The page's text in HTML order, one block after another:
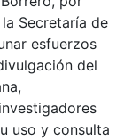
Secretaría de
esfuerzos
del
uso y consulta